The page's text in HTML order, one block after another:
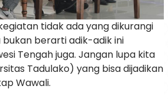
tidak ada yang dikurangi
bukan berarti adik-adik ini
Tengah juga. Jangan lupa kita
Tadulako) yang bisa dijadikan
Wawali.